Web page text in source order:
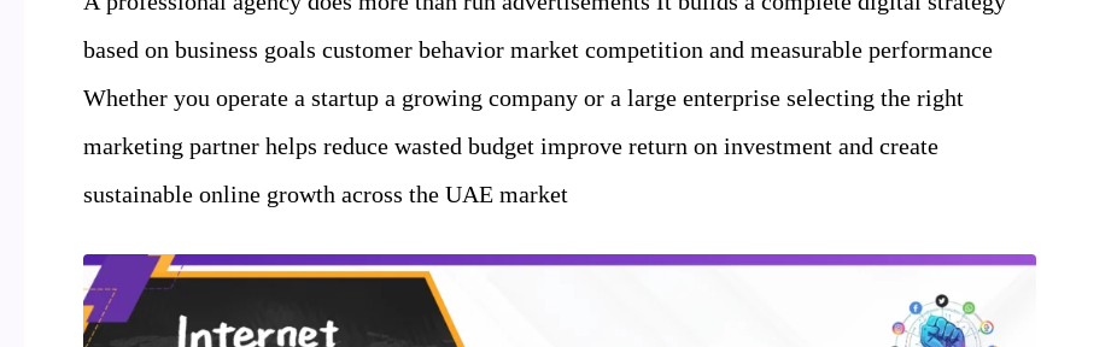
based on business goals customer behavior market competition and measurable performance
Whether you operate a startup a growing company or a large enterprise selecting the right
marketing partner helps reduce wasted budget improve return on investment and create
sustainable online growth across the UAE market